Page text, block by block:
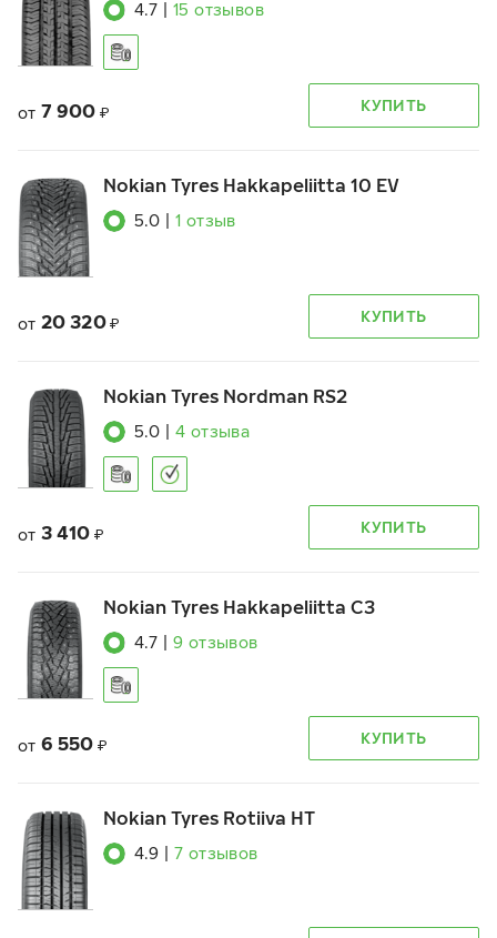
4.7 15 отзывов
от 7 900 ₽ КУПИТЬ
Nokian Tyres Hakkapeliitta 10 EV
5.0 1 отзыв
от 20 320 ₽ КУПИТЬ
Nokian Tyres Nordman RS2
5.0 4 отзыва
от 3 410 ₽ КУПИТЬ
Nokian Tyres Hakkapeliitta C3
4.7 9 отзывов
от 6 550 ₽ КУПИТЬ
Nokian Tyres Rotiiva HT
4.9 7 отзывов